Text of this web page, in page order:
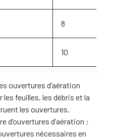
8
10
ouvertures d’aération
feuilles, les débris et la
les ouvertures.
d’ouvertures d’aération :
nécessaires en